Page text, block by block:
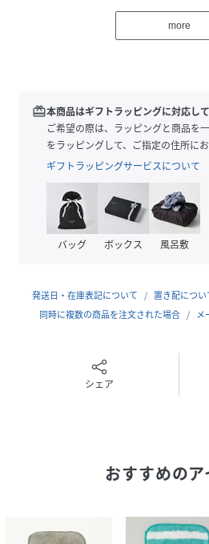
品番：718-63-0004
※モールサイトによって(ハイフン/-
原産国 日本
素材 綿100％
ONE SIZE
品番
AM4654_718630005
( 718630005-62-99
more
redeem本商品はギフトラッピングに対応し
ご希望の際は、ラッピングと商品を
をラッピングして、ご指定の住所にお
ギフトラッピングサービスについて
バッグ ボックス 風呂敷
発送日・在庫表記について 置き配につい
同時に複数の商品を注文された場合
メ
シェア
おすすめのア